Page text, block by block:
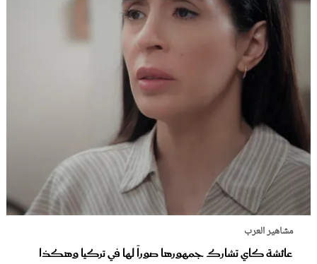
مشاهير العرب
عائشة كاي تشارك جمهورها صوراً لها في تركيا وهكذا